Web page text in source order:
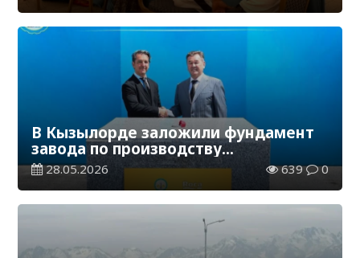
В Кызылорде заложили фундамент
завода по производству
сантехнической продукции
28.05.2026 639 0